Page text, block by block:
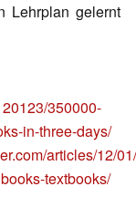
Lehrplan gelernt
350000-
in-three-days/
articles/12/
textbooks/